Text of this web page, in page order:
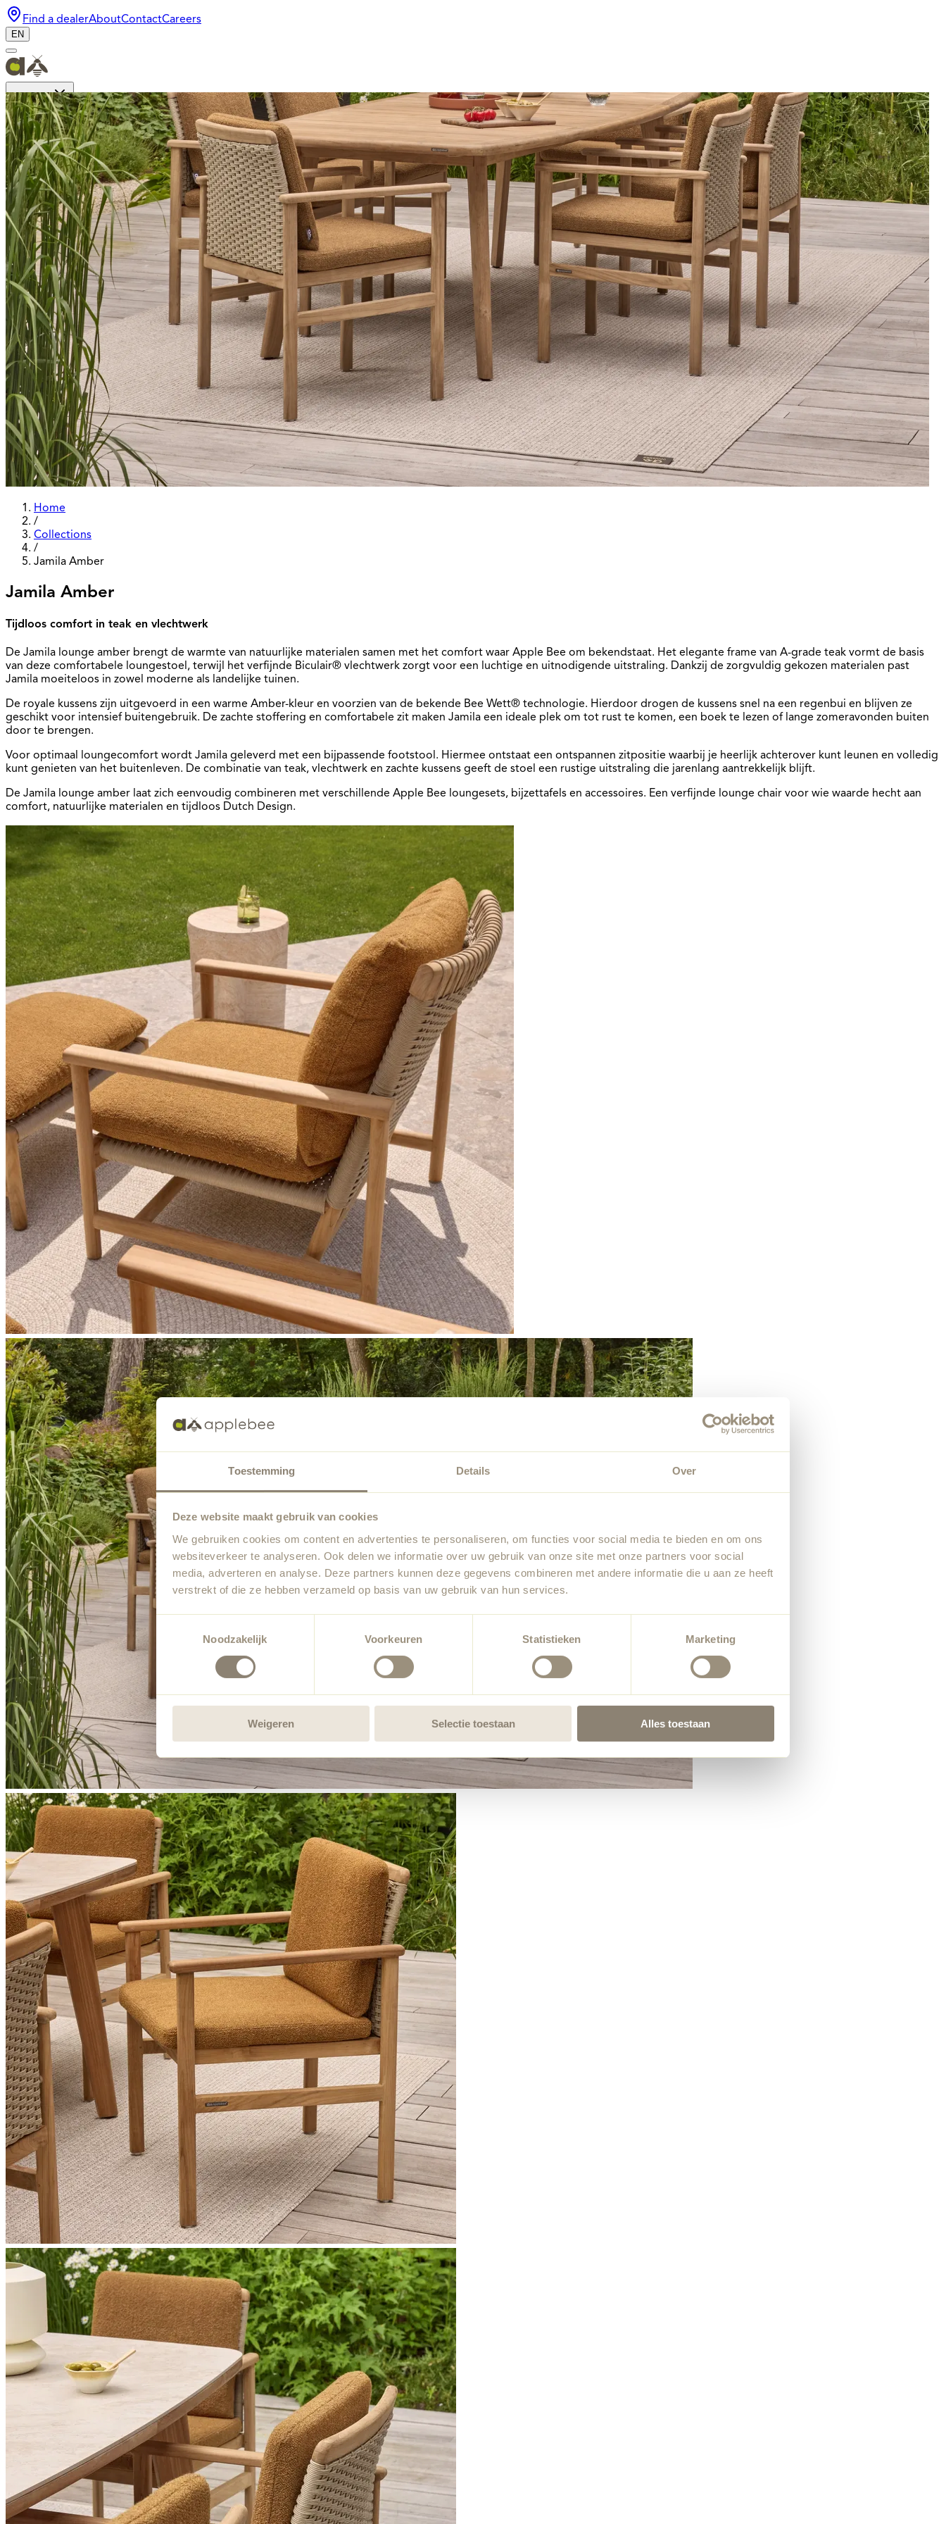
Toestemming Details Over
Deze website maakt gebruik van cookies
We gebruiken cookies om content en advertenties te personaliseren, om functies voor social media te bieden en om ons
websiteverkeer te analyseren. Ook delen we informatie over uw gebruik van onze site met onze partners voor social
media, adverteren en analyse. Deze partners kunnen deze gegevens combineren met andere informatie die u aan ze heeft
verstrekt of die ze hebben verzameld op basis van uw gebruik van hun services.
Noodzakelijk
Voorkeuren Statistieken Marketing
Weigeren Selectie toestaan Alles toestaan
Find a dealerAboutContactCareers
EN
Collection Bee WettDesignMaterials
Dealer login
Home
/
Collections
/
Jamila Amber
Jamila Amber
Tijdloos comfort in teak en vlechtwerk
De Jamila lounge amber brengt de warmte van natuurlijke materialen samen met het comfort waar Apple Bee om bekendstaat. Het elegante frame van A-grade teak vormt de basis
van deze comfortabele loungestoel, terwijl het verfijnde Biculair® vlechtwerk zorgt voor een luchtige en uitnodigende uitstraling. Dankzij de zorgvuldig gekozen materialen past
Jamila moeiteloos in zowel moderne als landelijke tuinen.
De royale kussens zijn uitgevoerd in een warme Amber-kleur en voorzien van de bekende Bee Wett® technologie. Hierdoor drogen de kussens snel na een regenbui en blijven ze
geschikt voor intensief buitengebruik. De zachte stoffering en comfortabele zit maken Jamila een ideale plek om tot rust te komen, een boek te lezen of lange zomeravonden buiten
door te brengen.
Voor optimaal loungecomfort wordt Jamila geleverd met een bijpassende footstool. Hiermee ontstaat een ontspannen zitpositie waarbij je heerlijk achterover kunt leunen en volledig
kunt genieten van het buitenleven. De combinatie van teak, vlechtwerk en zachte kussens geeft de stoel een rustige uitstraling die jarenlang aantrekkelijk blijft.
De Jamila lounge amber laat zich eenvoudig combineren met verschillende Apple Bee loungesets, bijzettafels en accessoires. Een verfijnde lounge chair voor wie waarde hecht aan
comfort, natuurlijke materialen en tijdloos Dutch Design.